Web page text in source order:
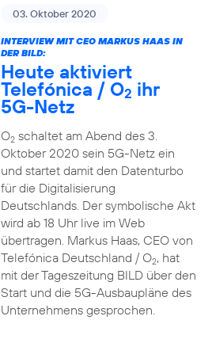
03. Oktober 2020
INTERVIEW MIT CEO MARKUS HAAS IN
DER BILD:
Heute aktiviert
Telefónica / O2 ihr
5G-Netz
O2schaltet am Abend des 3.
Oktober 2020 sein 5G-Netz ein
und startet damit den Datenturbo
für die Digitalisierung
Deutschlands. Der symbolische Akt
wird ab 18 Uhr live im Web
übertragen. Markus Haas, CEO von
Telefónica Deutschland / O2, hat
mit der Tageszeitung BILD über den
Start und die 5G-Ausbaupläne des
Unternehmens gesprochen.